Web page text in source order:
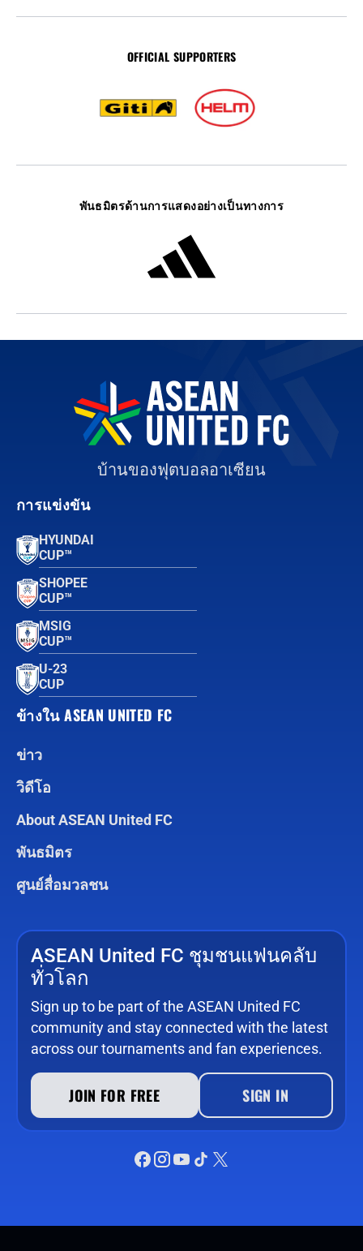
OFFICIAL SUPPORTERS
พันธมิตรด้านการแสดงอย่างเป็นทางการ
บ้านของฟุตบอลอาเซียน
การแข่งขัน
HYUNDAI
CUP™
SHOPEE
CUP™
MSIG
CUP™
U-23
CUP
ข้างใน ASEAN UNITED FC
ข่าว
วิดีโอ
About ASEAN United FC
พันธมิตร
ศูนย์สื่อมวลชน
ASEAN United FC ชุมชนแฟนคลับ
ทั่วโลก
Sign up to be part of the ASEAN United FC
community and stay connected with the latest
across our tournaments and fan experiences.
JOIN FOR FREE SIGN IN